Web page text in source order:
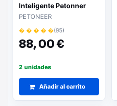
Inteligente Petonner
Nutri Vision Mini/ 2.6L/
Cámara HD
PETONEER
� � � � �(95)
88,00 €
2 unidades
Añadir al carrito